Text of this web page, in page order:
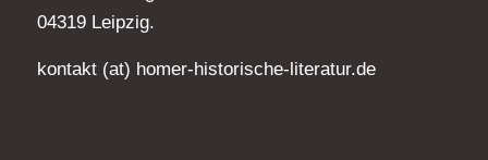
04319 Leipzig.
kontakt (at) homer-historische-literatur.de